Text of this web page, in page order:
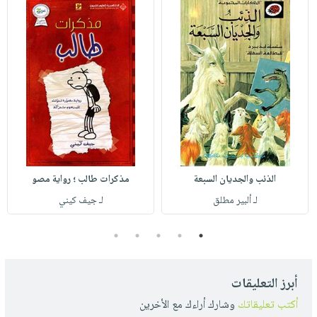
الذئب والجديان السبعة
لـ ألبير مطلق
مذكرات طالب ؛ رواية مصو
لـ جيف كيني
1
2
3
4
5
أبرز التعليقات
أكتب تعليقاتك وشارك أراءك مع الأخرين